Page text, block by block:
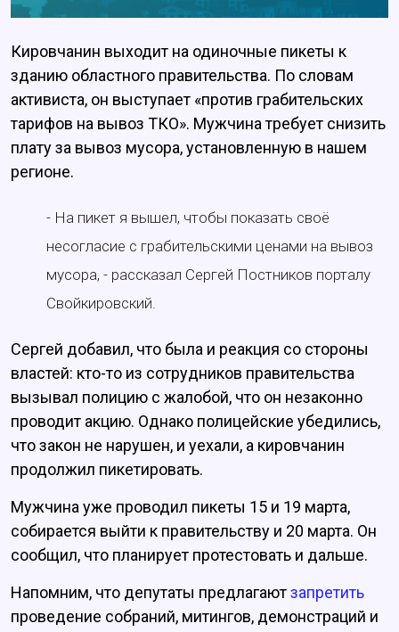
Кировчанин выходит на одиночные пикеты к
зданию областного правительства. По словам
активиста, он выступает «против грабительских
тарифов на вывоз ТКО». Мужчина требует снизить
плату за вывоз мусора, установленную в нашем
регионе.
- На пикет я вышел, чтобы показать своё
несогласие с грабительскими ценами на вывоз
мусора, - рассказал Сергей Постников порталу
Свойкировский.
Сергей добавил, что была и реакция со стороны
властей: кто-то из сотрудников правительства
вызывал полицию с жалобой, что он незаконно
проводит акцию. Однако полицейские убедились,
что закон не нарушен, и уехали, а кировчанин
продолжил пикетировать.
Мужчина уже проводил пикеты 15 и 19 марта,
собирается выйти к правительству и 20 марта. Он
сообщил, что планирует протестовать и дальше.
Напомним, что депутаты предлагаютзапретить
проведение собраний, митингов, демонстраций и